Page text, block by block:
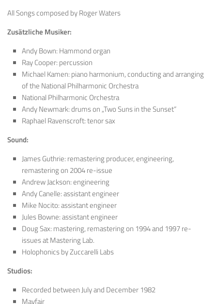
All Songs composed by Roger Waters
Zusätzliche Musiker:
Andy Bown: Hammond organ
Ray Cooper: percussion
Michael Kamen: piano harmonium, conducting and arranging
of the National Philharmonic Orchestra
National Philharmonic Orchestra
Andy Newmark: drums on „Two Suns in the Sunset“
Raphael Ravenscroft: tenor sax
Sound:
James Guthrie: remastering producer, engineering,
remastering on 2004 re-issue
Andrew Jackson: engineering
Andy Canelle: assistant engineer
Mike Nocito: assistant engineer
Jules Bowne: assistant engineer
Doug Sax: mastering, remastering on 1994 and 1997 re-
issues at Mastering Lab.
Holophonics by Zuccarelli Labs
Studios:
Recorded between July and December 1982
Mayfair